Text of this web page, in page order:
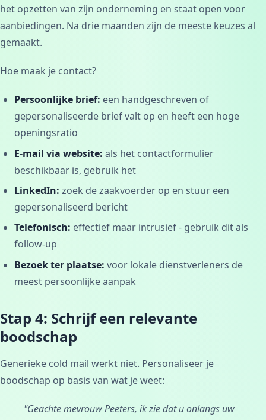
het opzetten van zijn onderneming en staat open voor
aanbiedingen. Na drie maanden zijn de meeste keuzes al
gemaakt.
Hoe maak je contact?
Persoonlijke brief: een handgeschreven of
gepersonaliseerde brief valt op en heeft een hoge
openingsratio
E-mail via website: als het contactformulier
beschikbaar is, gebruik het
LinkedIn: zoek de zaakvoerder op en stuur een
gepersonaliseerd bericht
Telefonisch: effectief maar intrusief - gebruik dit als
follow-up
Bezoek ter plaatse: voor lokale dienstverleners de
meest persoonlijke aanpak
Stap 4: Schrijf een relevante
boodschap
Generieke cold mail werkt niet. Personaliseer je
boodschap op basis van wat je weet:
"Geachte mevrouw Peeters, ik zie dat u onlangs uw